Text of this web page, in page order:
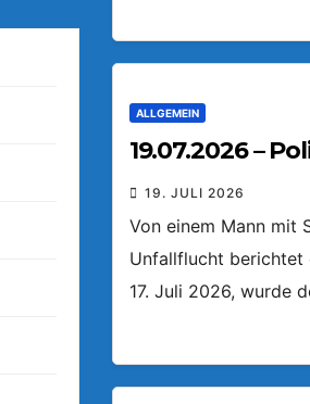
ALLGEMEIN
19.07.2026 –
19. JULI 2026
Von einem Mann mit
Unfallflucht berichtet
17. Juli 2026, wurde